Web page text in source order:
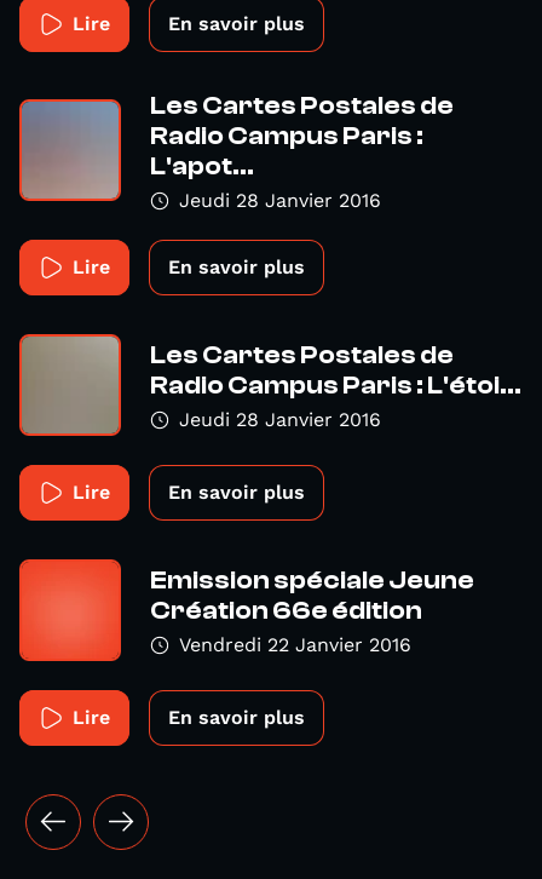
Lire En savoir plus
Les Cartes Postales de
Radio Campus Paris :
L'apot...
Jeudi 28 Janvier 2016
Lire En savoir plus
Les Cartes Postales de
Radio Campus Paris : L'étoi...
Jeudi 28 Janvier 2016
Lire En savoir plus
Emission spéciale Jeune
Création 66e édition
Vendredi 22 Janvier 2016
Lire En savoir plus